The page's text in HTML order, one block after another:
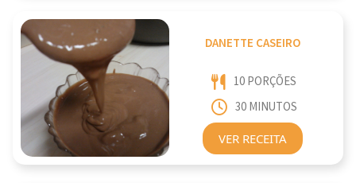
DANETTE CASEIRO
10 PORÇÕES
30 MINUTOS
VER RECEITA